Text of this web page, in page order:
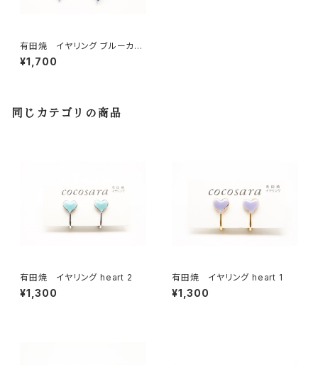
有田焼 イヤリング ブルーカモ
フラハート
¥1,700
同じカテゴリの商品
有田焼 イヤリング heart 2
¥1,300
有田焼 イヤリング heart 1
¥1,300